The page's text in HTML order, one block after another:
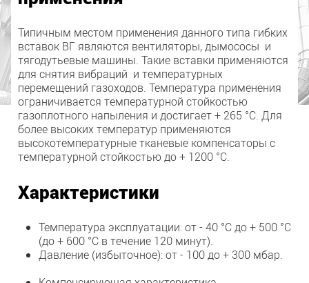
Типичным местом применения данного типа гибких
вставок ВГ являются вентиляторы, дымососы и
тягодутьевые машины. Такие вставки применяются
для снятия вибраций и температурных
перемещений газоходов. Температура применения
ограничивается температурной стойкостью
газоплотного напыления и достигает + 265 °C. Для
более высоких температур применяются
высокотемпературные тканевые компенсаторы с
температурной стойкостью до + 1200 °C.
Характеристики
Температура эксплуатации: от - 40 °С до + 500 °С
(до + 600 °С в течение 120 минут).
Давление (избыточное): от - 100 до + 300 мбар.